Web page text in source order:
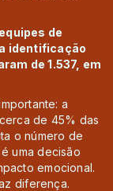
de
identificação
de 1.537, em
a
de 45% das
o número de
uma decisão
emocional.
diferença.